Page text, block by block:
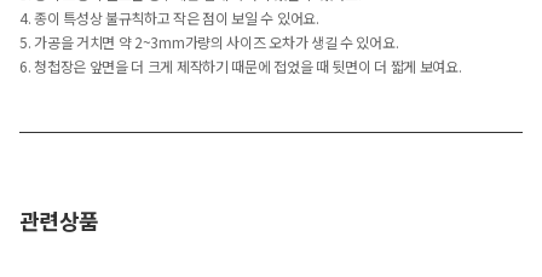
4. 종이 특성상 불규칙하고 작은 점이 보일 수 있어요.
5. 가공을 거치면 약 2~3mm가량의 사이즈 오차가 생길 수 있어요.
6. 청첩장은 앞면을 더 크게 제작하기 때문에 접었을 때 뒷면이 더 짧게 보여요.
관련상품